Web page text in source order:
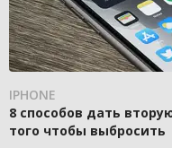
IPHONE
8 способов дать
того чтобы выбросить